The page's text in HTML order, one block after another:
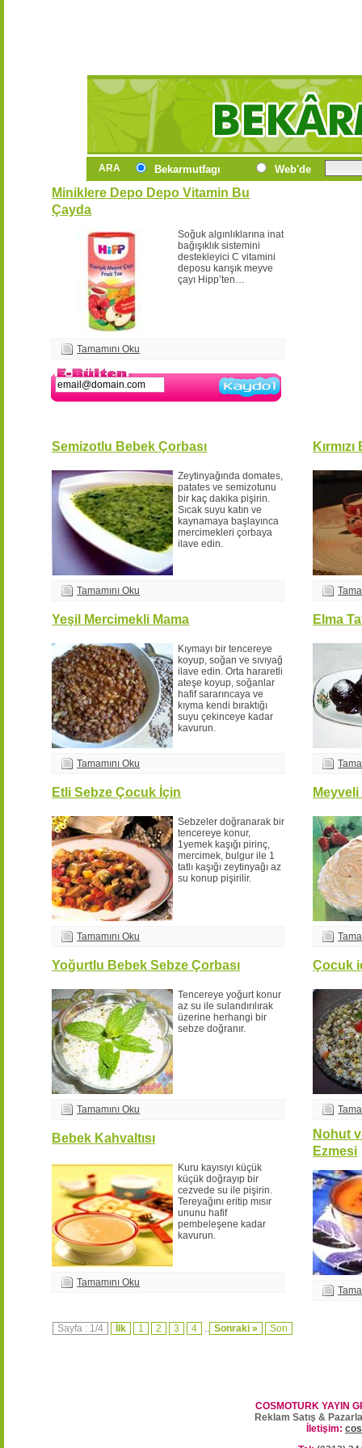
ARA Bekarmutfagı Web'de
Miniklere Depo Depo Vitamin Bu
Çayda
Soğuk algınlıklarına inat
bağışıklık sistemini
destekleyici C vitamini
deposu karışık meyve
çayı Hipp’ten…
Tamamını Oku
Semizotlu Bebek Çorbası
Zeytinyağında domates,
patates ve semizotunu
bir kaç dakika pişirin.
Sıcak suyu katın ve
kaynamaya başlayınca
mercimekleri çorbaya
ilave edin.
Tamamını Oku
Yeşil Mercimekli Mama
Kıymayı bir tencereye
koyup, soğan ve sıvıyağ
ilave edin. Orta hararetli
ateşe koyup, soğanlar
hafif sararıncaya ve
kıyma kendi bıraktığı
suyu çekinceye kadar
kavurun.
Tamamını Oku
Elma
Etli Sebze Çocuk İçin
Sebzeler doğranarak bir
tencereye konur,
1yemek kaşığı pirinç,
mercimek, bulgur ile 1
tatlı kaşığı zeytinyağı az
su konup pişirilir.
Tamamını Oku
Yoğurtlu Bebek Sebze Çorbası
Tencereye yoğurt konur
az su ile sulandırılırak
üzerine herhangi bir
sebze doğranır.
Tamamını Oku
Çocuk
Bebek Kahvaltısı
Kuru kayısıyı küçük
küçük doğrayıp bir
cezvede su ile pişirin.
Tereyağını eritip mısır
ununu hafif
pembeleşene kadar
kavurun.
Tamamını Oku
Nohut
Ezmesi
Sayfa : 1/4 İlk 1 2 3 4 .. Sonraki » Son
COSMOTURK YAYIN
Reklam Satış &
İletişim: